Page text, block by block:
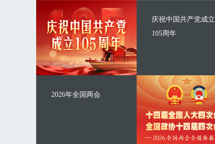
庆祝中国共产党成立
105周年
2026年全国两会